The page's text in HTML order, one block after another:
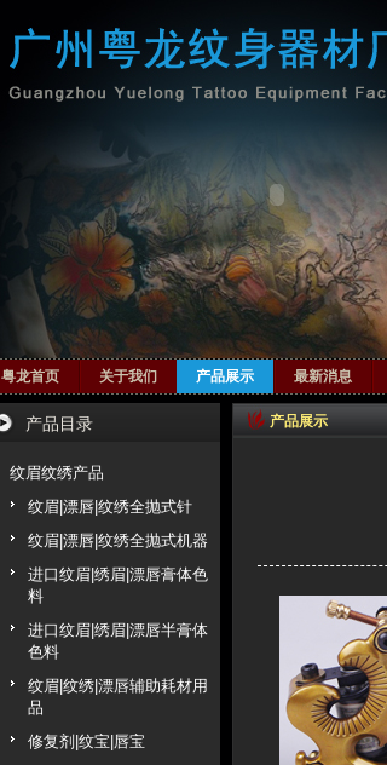
粤龙首页 关于我们 产品展示 最新消息
产品目录
纹眉纹绣产品
纹眉|漂唇|纹绣全抛式针
纹眉|漂唇|纹绣全抛式机器
进口纹眉|绣眉|漂唇膏体色
料
进口纹眉|绣眉|漂唇半膏体
色料
纹眉|纹绣|漂唇辅助耗材用
品
修复剂|纹宝|唇宝
产品展示